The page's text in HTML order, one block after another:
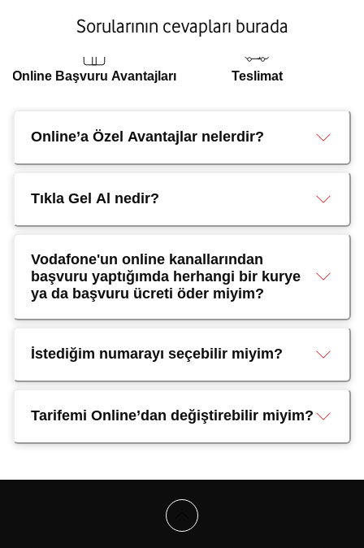
Sorularının cevapları burada
Online Başvuru Avantajları Teslimat
Online’a Özel Avantajlar nelerdir?
Tıkla Gel Al nedir?
Vodafone'un online kanallarından
başvuru yaptığımda herhangi bir kurye
ya da başvuru ücreti öder miyim?
İstediğim numarayı seçebilir miyim?
Tarifemi Online’dan değiştirebilir miyim?